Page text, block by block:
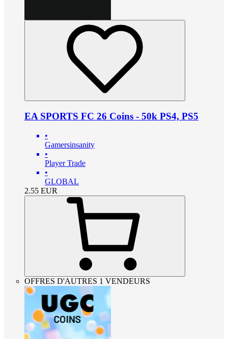
EA SPORTS FC 26 Coins - 50k PS4, PS5
•
Gamersinsanity
•
Player Trade
•
GLOBAL
2.55 EUR
OFFRES D'AUTRES 1 VENDEURS